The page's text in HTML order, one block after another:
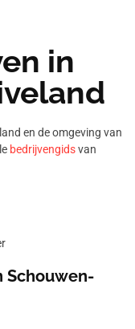
in
en de omgeving van
bedrijvengidsvan
Schouwen-